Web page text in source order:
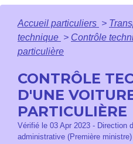
Accueil particuliers >
technique > Contrôle
particulière
CONTRÔLE
D'UNE
PARTICULIÈRE
Vérifié le 03 Apr 2023 - Direction
administrative (Première ministre)